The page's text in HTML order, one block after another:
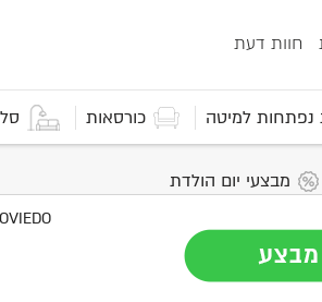
חוות דעת
נפתחות למיטה כורסאות
מבצעי יום הולדת